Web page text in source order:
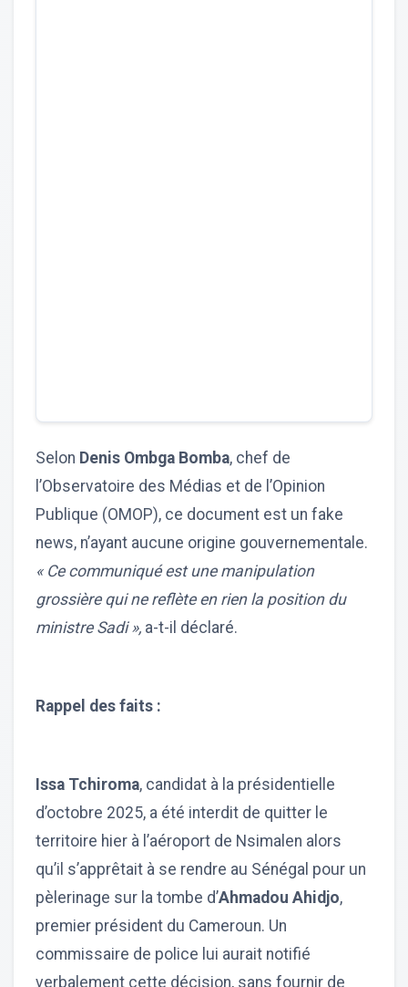
Selon Denis Ombga Bomba, chef de
l’Observatoire des Médias et de l’Opinion
Publique (OMOP), ce document est un fake
news, n’ayant aucune origine gouvernementale.
« Ce communiqué est une manipulation
grossière qui ne reflète en rien la position du
ministre Sadi », a-t-il déclaré.
Rappel des faits :
Issa Tchiroma, candidat à la présidentielle
d’octobre 2025, a été interdit de quitter le
territoire hier à l’aéroport de Nsimalen alors
qu’il s’apprêtait à se rendre au Sénégal pour un
pèlerinage sur la tombe d’Ahmadou Ahidjo,
premier président du Cameroun. Un
commissaire de police lui aurait notifié
verbalement cette décision, sans fournir de